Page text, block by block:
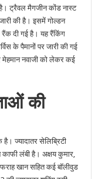
ट्रैवल मैगजीन कोंड नास्ट
की है। इसमें गोल्डन
रैंक दी गई है। यह रैंकिंग
के पैमानों पर जारी की गई
नवाजी को लेकर कई
की
ज्यादातर सेलिब्रिटी
काफी लंबी है। अक्षय कुमार,
खान सहित कई बॉलीवुड